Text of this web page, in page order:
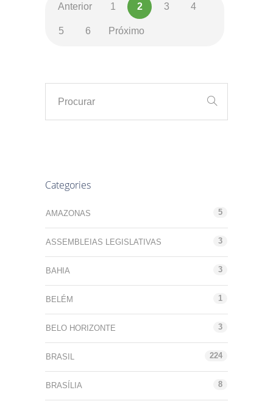
Anterior 1 2 3 4
5 6 Próximo
Categories
AMAZONAS 5
ASSEMBLEIAS LEGISLATIVAS 3
BAHIA 3
BELÉM 1
BELO HORIZONTE 3
BRASIL 224
BRASÍLIA 8